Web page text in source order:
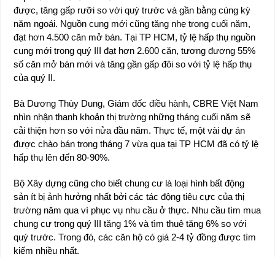
được, tăng gấp rưỡi so với quý trước và gần bằng cùng kỳ
năm ngoái. Nguồn cung mới cũng tăng nhẹ trong cuối năm,
đạt hơn 4.500 căn mở bán. Tại TP HCM, tỷ lệ hấp thụ nguồn
cung mới trong quý III đạt hơn 2.600 căn, tương đương 55%
số căn mở bán mới và tăng gần gấp đôi so với tỷ lệ hấp thụ
của quý II.
Bà Dương Thùy Dung, Giám đốc điều hành, CBRE Việt Nam
nhìn nhận thanh khoản thị trường những tháng cuối năm sẽ
cải thiện hơn so với nửa đầu năm. Thực tế, một vài dự án
được chào bán trong tháng 7 vừa qua tại TP HCM đã có tỷ lệ
hấp thụ lên đến 80-90%.
Bộ Xây dựng cũng cho biết chung cư là loại hình bất động
sản ít bị ảnh hưởng nhất bởi các tác động tiêu cực của thị
trường năm qua vì phục vụ nhu cầu ở thực. Nhu cầu tìm mua
chung cư trong quý III tăng 1% và tìm thuê tăng 6% so với
quý trước. Trong đó, các căn hộ có giá 2-4 tỷ đồng được tìm
kiếm nhiều nhất.